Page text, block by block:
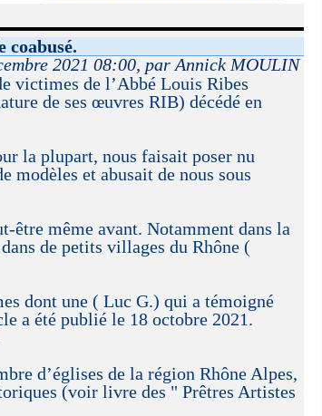
coabusé.
2021 08:00, par Annick MOULIN
victimes de l’Abbé Louis Ribes
de ses œuvres RIB) décédé en
la plupart, nous faisait poser nu
modèles et abusait de nous sous
être même avant. Notamment dans la
de petits villages du Rhône (
dont une ( Luc G.) qui a témoigné
a été publié le 18 octobre 2021.
d’églises de la région Rhône Alpes,
(voir livre des " Prêtres Artistes